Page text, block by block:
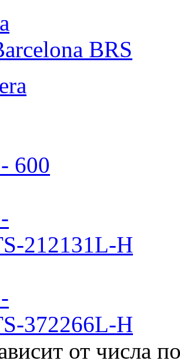
BRS
600
212131L-H
372266L-H
от числа